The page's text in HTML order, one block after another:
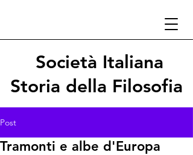
Società Italiana
Storia della Filosofia
Post
Tramonti e albe d'Europa